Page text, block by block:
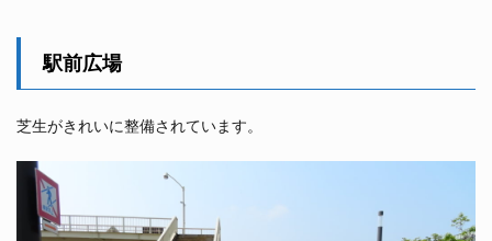
駅前広場
芝生がきれいに整備されています。